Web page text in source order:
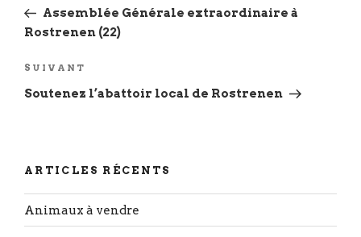
l’article
précédent
Assemblée Générale extraordinaire à
Rostrenen (22)
Article
suivant
SUIVANT
Soutenez l’abattoir local de Rostrenen
ARTICLES RÉCENTS
Animaux à vendre